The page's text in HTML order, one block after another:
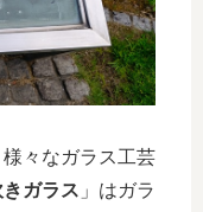
様々なガラス工芸
きガラス 」はガラ